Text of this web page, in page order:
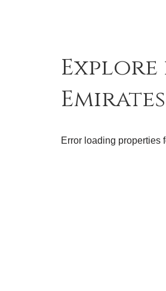
Explore
Emirates
Error loading properties